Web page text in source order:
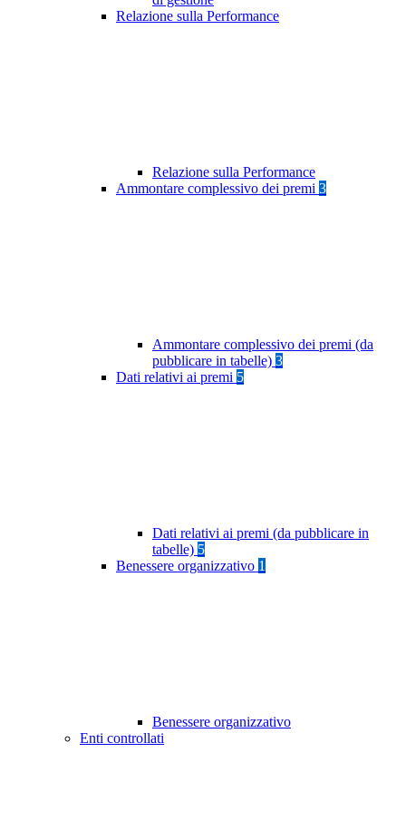
Relazione sulla Performance
Relazione sulla Performance
Ammontare complessivo dei premi 3
Ammontare complessivo dei premi (da
pubblicare in tabelle) 3
Dati relativi ai premi 5
Dati relativi ai premi (da pubblicare in
tabelle) 5
Benessere organizzativo 1
Benessere organizzativo
Enti controllati